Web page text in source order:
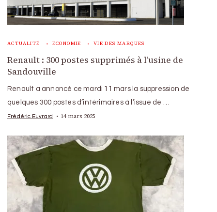
ACTUALITÉ ECONOMIE VIE DES MARQUES
Renault : 300 postes supprimés à l’usine de
Sandouville
Renault a annoncé ce mardi 11 mars la suppression de
quelques 300 postes d’intérimaires à l’issue de …
Frédéric Euvrard 14 mars 2025